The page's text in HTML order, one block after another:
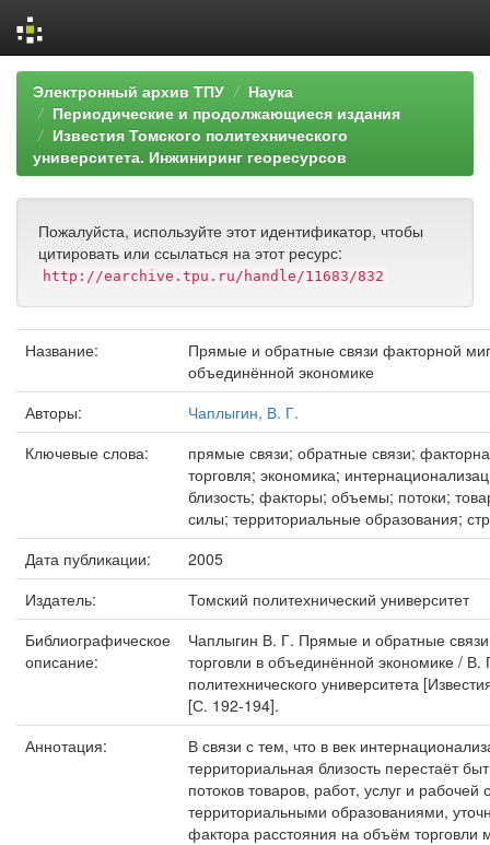
Skip
navigation
Электронный архив ТПУ
Наука
Периодические и продолжающиеся издания
Известия Томского политехнического
университета. Инжиниринг георесурсов
Пожалуйста, используйте этот идентификатор, чтобы
цитировать или ссылаться на этот ресурс:
http://earchive.tpu.ru/handle/11683/832
Название:
Прямые и обратные связи факторной
объединённой экономике
Авторы:
Чаплыгин, В. Г.
Ключевые слова:
прямые связи; обратные связи;
торговля; экономика;
близость; факторы; объемы; потоки;
силы; территориальные образования;
Дата публикации:
2005
Издатель:
Томский политехнический университет
Библиографическое
описание:
Чаплыгин В. Г. Прямые и обратные
торговли в объединённой экономике / В.
политехнического университета
[С. 192-194].
Аннотация:
В связи с тем, что в век
территориальная близость перестаёт
потоков товаров, работ, услуг и
территориальными образованиями,
фактора расстояния на объём